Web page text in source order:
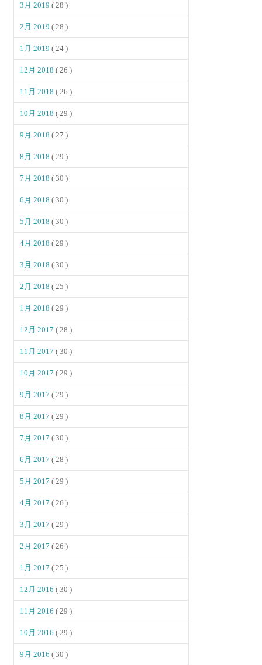
3月 2019( 28 )
2月 2019( 28 )
1月 2019( 24 )
12月 2018( 26 )
11月 2018( 26 )
10月 2018( 29 )
9月 2018( 27 )
8月 2018( 29 )
7月 2018( 30 )
6月 2018( 30 )
5月 2018( 30 )
4月 2018( 29 )
3月 2018( 30 )
2月 2018( 25 )
1月 2018( 29 )
12月 2017( 28 )
11月 2017( 30 )
10月 2017( 29 )
9月 2017( 29 )
8月 2017( 29 )
7月 2017( 30 )
6月 2017( 28 )
5月 2017( 29 )
4月 2017( 26 )
3月 2017( 29 )
2月 2017( 26 )
1月 2017( 25 )
12月 2016( 30 )
11月 2016( 29 )
10月 2016( 29 )
9月 2016( 30 )